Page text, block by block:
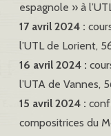
espagnole » à
17 avril 2024 :
l’UTL de Lorient,
16 avril 2024 :
l’UTA de Vannes,
15 avril 2024 :
compositrices du